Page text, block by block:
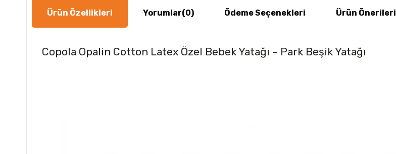
Ürün Özellikleri Yorumlar(0) Ödeme Seçenekleri Ürün Önerileri
Copola Opalin Cotton Latex Özel Bebek Yatağı – Park Beşik Yatağı